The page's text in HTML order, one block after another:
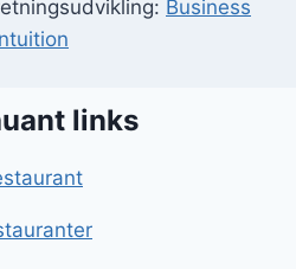
Business
links